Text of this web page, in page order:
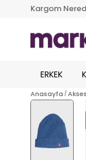
Kargom
ERKEK
Anasayfa